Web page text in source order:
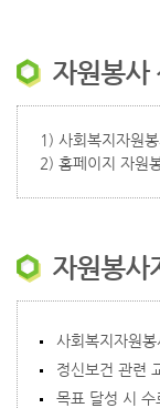
자원봉사
1) 사회복지자원
2) 홈페이지 자원
자원봉사
사회복지자원
정신보건 관련
목표 달성 시